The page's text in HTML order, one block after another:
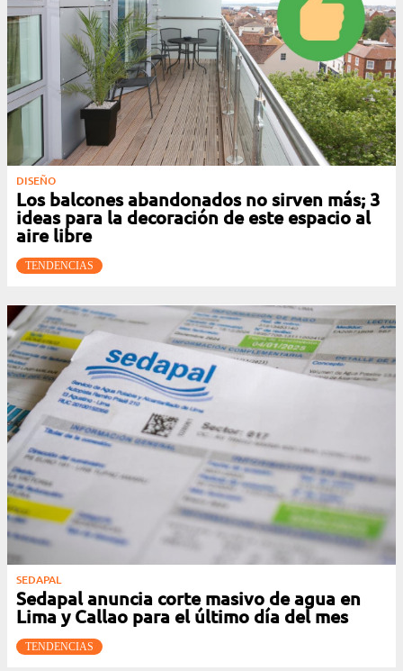
DISEÑO
Los balcones abandonados no sirven más; 3
ideas para la decoración de este espacio al
aire libre
TENDENCIAS
SEDAPAL
Sedapal anuncia corte masivo de agua en
Lima y Callao para el último día del mes
TENDENCIAS